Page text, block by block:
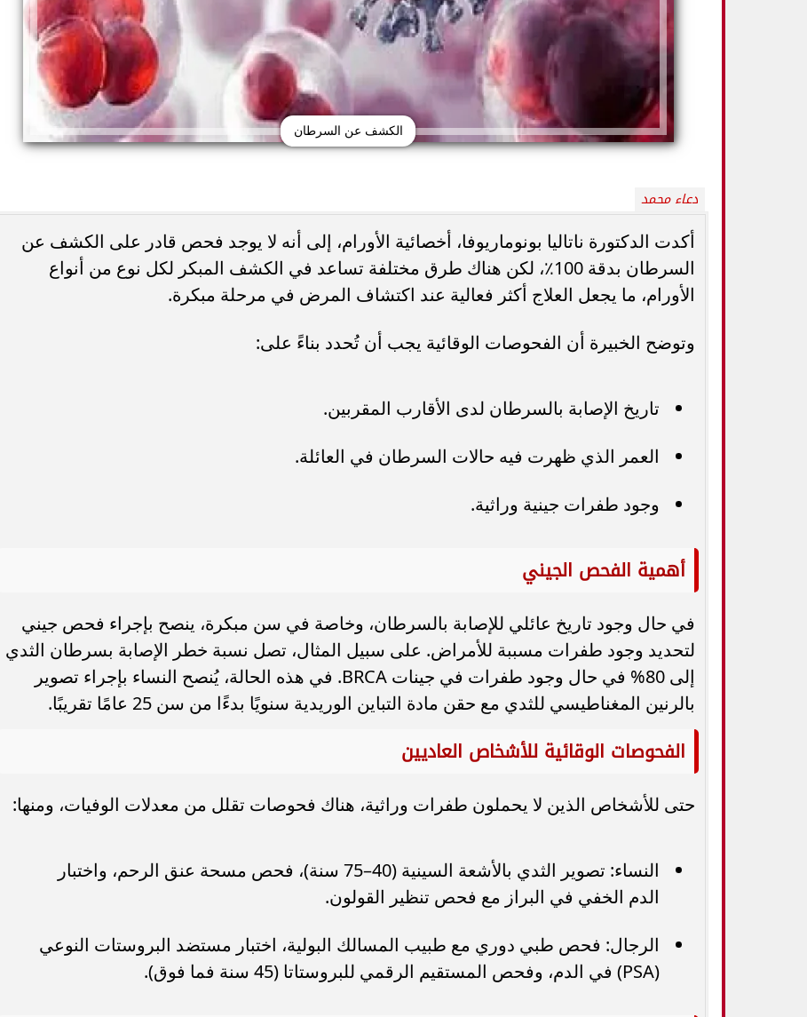
الكشف عن السرطان
دعاء محمد
أكدت الدكتورة ناتاليا بونوماريوفا، أخصائية الأورام، إلى أنه لا يوجد فحص قادر على الكشف عن
السرطان بدقة 100٪، لكن هناك طرق مختلفة تساعد في الكشف المبكر لكل نوع من أنواع
الأورام، ما يجعل العلاج أكثر فعالية عند اكتشاف المرض في مرحلة مبكرة.
وتوضح الخبيرة أن الفحوصات الوقائية يجب أن تُحدد بناءً على:
تاريخ الإصابة بالسرطان لدى الأقارب المقربين.
العمر الذي ظهرت فيه حالات السرطان في العائلة.
وجود طفرات جينية وراثية.
أهمية الفحص الجيني
في حال وجود تاريخ عائلي للإصابة بالسرطان، وخاصة في سن مبكرة، ينصح بإجراء فحص جيني
لتحديد وجود طفرات مسببة للأمراض. على سبيل المثال، تصل نسبة خطر الإصابة بسرطان الثدي
إلى 80% في حال وجود طفرات في جينات BRCA. في هذه الحالة، يُنصح النساء بإجراء تصوير
بالرنين المغناطيسي للثدي مع حقن مادة التباين الوريدية سنويًا بدءًا من سن 25 عامًا تقريبًا.
الفحوصات الوقائية للأشخاص العاديين
حتى للأشخاص الذين لا يحملون طفرات وراثية، هناك فحوصات تقلل من معدلات الوفيات، ومنها:
النساء: تصوير الثدي بالأشعة السينية (40–75 سنة)، فحص مسحة عنق الرحم، واختبار
الدم الخفي في البراز مع فحص تنظير القولون.
الرجال: فحص طبي دوري مع طبيب المسالك البولية، اختبار مستضد البروستات النوعي
(PSA) في الدم، وفحص المستقيم الرقمي للبروستاتا (45 سنة فما فوق).
5 خطوات بسيطة تحميك من السكري
وزارة الصحة تحذر من الإفراط في
طريقة عمل الملبن بعين الجمل في البيت..